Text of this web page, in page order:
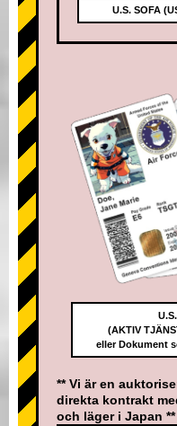
U.S. SOFA
(AKTIV
eller Dokument
** Vi är en
direkta kontrakt
och läger i Japan **